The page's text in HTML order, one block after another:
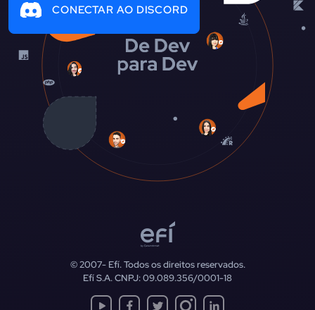
CONECTAR AO DISCORD
© 2007-Efí. Todos os direitos reservados.
Efí S.A. CNPJ: 09.089.356/0001-18